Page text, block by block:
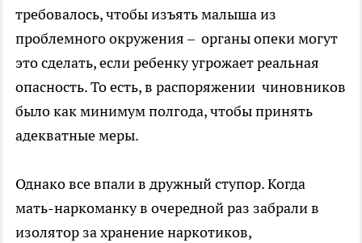
требовалось, чтобы изъять малыша из
проблемного окружения – органы опеки могут
это сделать, если ребенку угрожает реальная
опасность. То есть, в распоряжении чиновников
было как минимум полгода, чтобы принять
адекватные меры.
Однако все впали в дружный ступор. Когда
мать-наркоманку в очередной раз забрали в
изолятор за хранение наркотиков,